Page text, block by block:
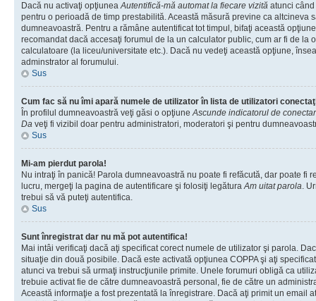
Dacă nu activaţi opţiuneaAutentifică-mă automat la fiecare vizită atunci
pentru o perioadă de timp prestabilită. Această măsură previne ca altcineva
dumneavoastră. Pentru a rămâne autentificat tot timpul, bifaţi această
recomandat dacă accesaţi forumul de la un calculator public, cum ar fi de la
calculatoare (la liceu/universitate etc.). Dacă nu vedeţi această opţiune,
adminstrator al forumului.
Sus
Cum fac să nu îmi apară numele de utilizator în lista de utilizatori
În profilul dumneavoastră veţi găsi o opţiuneAscunde indicatorul de
Da veţi fi vizibil doar pentru administratori, moderatori şi pentru
Sus
Mi-am pierdut parola!
Nu intraţi în panică! Parola dumneavoastră nu poate fi refăcută, dar poate fi
lucru, mergeţi la pagina de autentificare şi folosiţi legăturaAm uitat parola.
trebui să vă puteţi autentifica.
Sus
Sunt înregistrat dar nu mă pot autentifica!
Mai intâi verificaţi dacă aţi specificat corect numele de utilizator şi parola.
situaţie din două posibile. Dacă este activată opţiunea COPPA şi aţi
atunci va trebui să urmaţi instrucţiunile primite. Unele forumuri obligă ca
trebuie activat fie de către dumneavoastră personal, fie de către un
Această informaţie a fost prezentată la înregistrare. Dacă aţi primit un email